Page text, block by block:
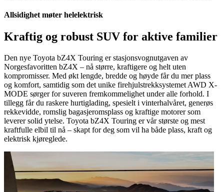
Allsidighet møter helelektrisk
Kraftig og robust SUV for aktive familier
Den nye Toyota bZ4X Touring er stasjonsvognutgaven av
Norgesfavoritten bZ4X – nå større, kraftigere og helt uten
kompromisser. Med økt lengde, bredde og høyde får du mer plass
og komfort, samtidig som det unike firehjulstrekksystemet AWD X-
MODE sørger for suveren fremkommelighet under alle forhold. I
tillegg får du raskere hurtiglading, spesielt i vinterhalvåret, generøs
rekkevidde, romslig bagasjeromsplass og kraftige motorer som
leverer solid ytelse. Toyota bZ4X Touring er vår største og mest
kraftfulle elbil til nå – skapt for deg som vil ha både plass, kraft og
elektrisk kjøreglede.